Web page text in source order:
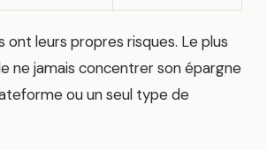
ont leurs propres risques. Le plus
ne jamais concentrer son épargne
ou un seul type de